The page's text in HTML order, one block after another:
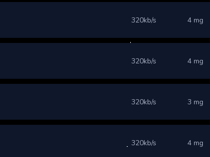
320kb/s 4 mg
320kb/s 4 mg
320kb/s 3 mg
320kb/s 4 mg